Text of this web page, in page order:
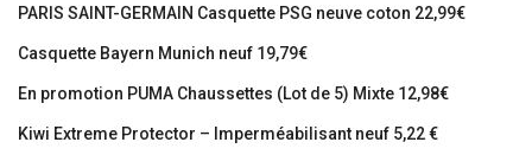
PARIS SAINT-GERMAIN Casquette PSG neuve coton 22,99€
Casquette Bayern Munich neuf 19,79€
En promotion PUMA Chaussettes (Lot de 5) Mixte 12,98€
Kiwi Extreme Protector – Imperméabilisant neuf 5,22 €